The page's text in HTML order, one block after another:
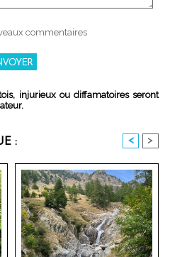
commentaires
injurieux ou diffamatoires seront
: < >